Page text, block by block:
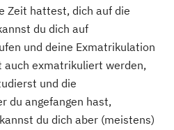
Zeit hattest, dich auf die
du dich auf
und deine Exmatrikulation
auch exmatrikuliert werden,
und die
du angefangen hast,
du dich aber (meistens)